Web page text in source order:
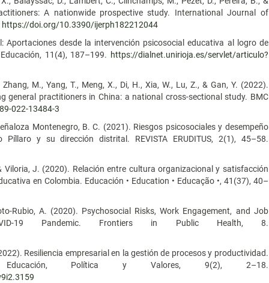
A nationwide prospective study. International Journal of
https://doi.org/10.3390/ijerph182212044
Aportaciones desde la intervención psicosocial educativa al logro de
11(4), 187–199. https://dialnet.unirioja.es/servlet/articulo?
M., Yang, T., Meng, X., Di, H., Xia, W., Lu, Z., & Gan, Y. (2022).
general practitioners in China: a national cross-sectional study. BMC
022-13484-3
Montenegro, B. C. (2021). Riesgos psicosociales y desempeño
y su dirección distrital. REVISTA ERUDITUS, 2(1), 45–58.
Viloria, J. (2020). Relación entre cultura organizacional y satisfacción
en Colombia. Educación • Education • Educação •, 41(37), 40–
Rubio, A. (2020). Psychosocial Risks, Work Engagement, and Job
19 Pandemic. Frontiers in Public Health, 8.
Resiliencia empresarial en la gestión de procesos y productividad.
Educación, Política y Valores, 9(2), 2–18.